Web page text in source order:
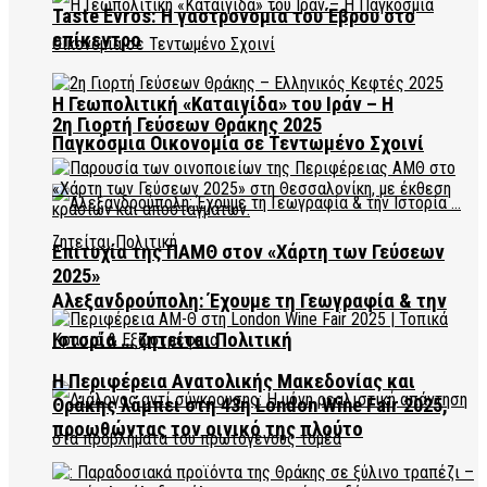
Η Γεωπολιτική «Καταιγίδα» του Ιράν – Η
Παγκόσμια Οικονομία σε Τεντωμένο Σχοινί
Αλεξανδρούπολη: Έχουμε τη Γεωγραφία & την
Ιστορία … ζητείται Πολιτική
Taste Evros: Η γαστρονομία του Έβρου στο
επίκεντρο
2η Γιορτή Γεύσεων Θράκης 2025
Επιτυχία της ΠΑΜΘ στον «Χάρτη των Γεύσεων
2025»
Η Περιφέρεια Ανατολικής Μακεδονίας και
Θράκης λάμπει στη 43η London Wine Fair 2025,
προωθώντας τον οινικό της πλούτο